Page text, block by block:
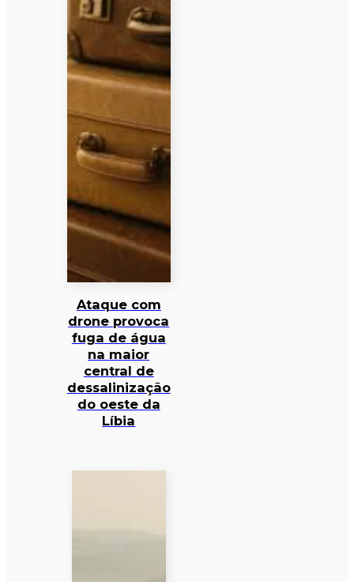
Ataque com
drone provoca
fuga de água
na maior
central de
dessalinização
do oeste da
Líbia